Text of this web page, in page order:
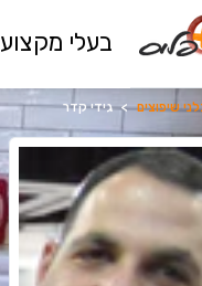
בעלי מקצוע
שיפוצים > גידי קדר